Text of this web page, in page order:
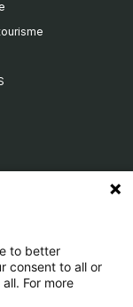
to better
consent to all or
For more